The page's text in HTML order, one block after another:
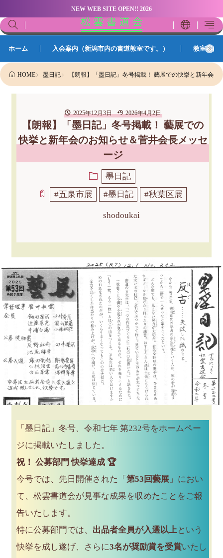
NEW WEB SITE OPEN!! 2026
松 雲 書 道 会
ホーム 入会案内（新潟市内の書道教室です。） 教室案内
HOME 墨日記 【朗報】「墨日記」冬号掲載！ 藝展での快挙と新年会
2025年12月3日 2026年4月2日
【朗報】「墨日記」冬号掲載！ 藝展での
快挙と新年会のお知らせ＆菅井会長メッセ
ージ
墨日記
#五泉市展
#墨日記 #秋葉区展
shodoukai
「墨日記」冬号、令和七年 第232号をホームペー
ジに掲載いたしました。
祝！ 公募部門 快挙達成 🏆
今号では、先日開催された「 第53回藝展」におい
て、松雲書道会が見事な成果を収めたことをご報
告いたします。
特に公募部門では、 出品者全員が入選以上 という
快挙を成し遂げ、さらに3名が奨励賞を受賞いたし